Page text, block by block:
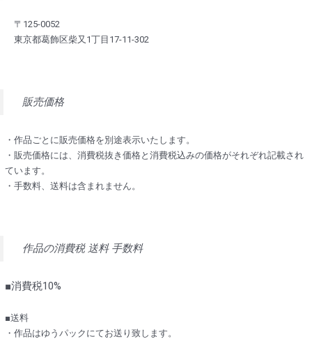
〒125-0052
東京都葛飾区柴又1丁目17-11-302
販売価格
・作品ごとに販売価格を別途表示いたします。
・販売価格には、消費税抜き価格と消費税込みの価格がそれぞれ記載され
ています。
・手数料、送料は含まれません。
作品の消費税 送料 手数料
■消費税10%
■送料
・作品はゆうパックにてお送り致します。